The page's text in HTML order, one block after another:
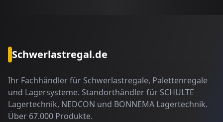
Schwerlastregal.de
Ihr Fachhändler für Schwerlastregale, Palettenregale
und Lagersysteme. Standorthändler für SCHULTE
Lagertechnik, NEDCON und BONNEMA Lagertechnik.
Über 67.000 Produkte.